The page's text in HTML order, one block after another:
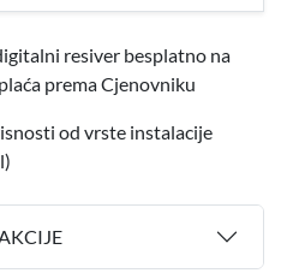
resiver besplatno na
prema Cjenovniku
od vrste instalacije